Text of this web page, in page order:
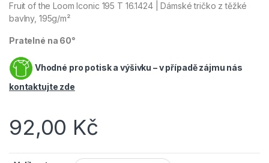
Fruit of the Loom Iconic 195 T 16.1424 | Dámské tričko z těžké
bavlny, 195g/m²
Pratelné na 60°
Vhodné pro potisk a výšivku – v případě zájmu nás
kontaktujte zde
92,00 Kč